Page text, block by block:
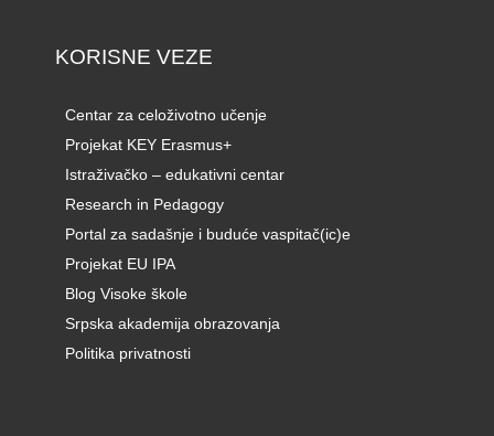
KORISNE VEZE
Centar za celoživotno učenje
Projekat KEY Erasmus+
Istraživačko – edukativni centar
Research in Pedagogy
Portal za sadašnje i buduće vaspitač(ic)e
Projekat EU IPA
Blog Visoke škole
Srpska akademija obrazovanja
Politika privatnosti